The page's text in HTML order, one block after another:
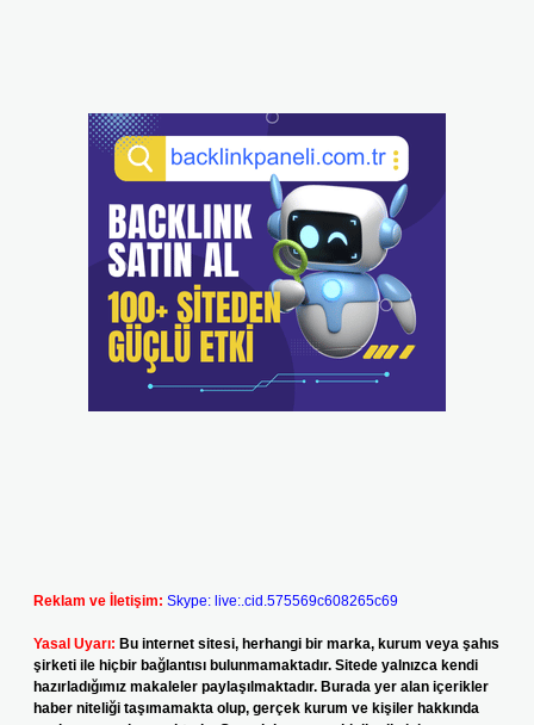
Reklam ve İletişim: Skype: live:.cid.575569c608265c69
Yasal Uyarı: Bu internet sitesi, herhangi bir marka, kurum veya şahıs
şirketi ile hiçbir bağlantısı bulunmamaktadır. Sitede yalnızca kendi
hazırladığımız makaleler paylaşılmaktadır. Burada yer alan içerikler
haber niteliği taşımamakta olup, gerçek kurum ve kişiler hakkında